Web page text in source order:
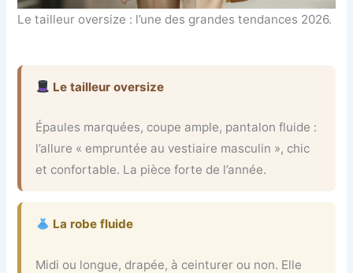
Le tailleur oversize : l’une des grandes tendances 2026.
Le tailleur oversize
Épaules marquées, coupe ample, pantalon fluide :
l’allure « empruntée au vestiaire masculin », chic
et confortable. La pièce forte de l’année.
La robe fluide
Midi ou longue, drapée, à ceinturer ou non. Elle